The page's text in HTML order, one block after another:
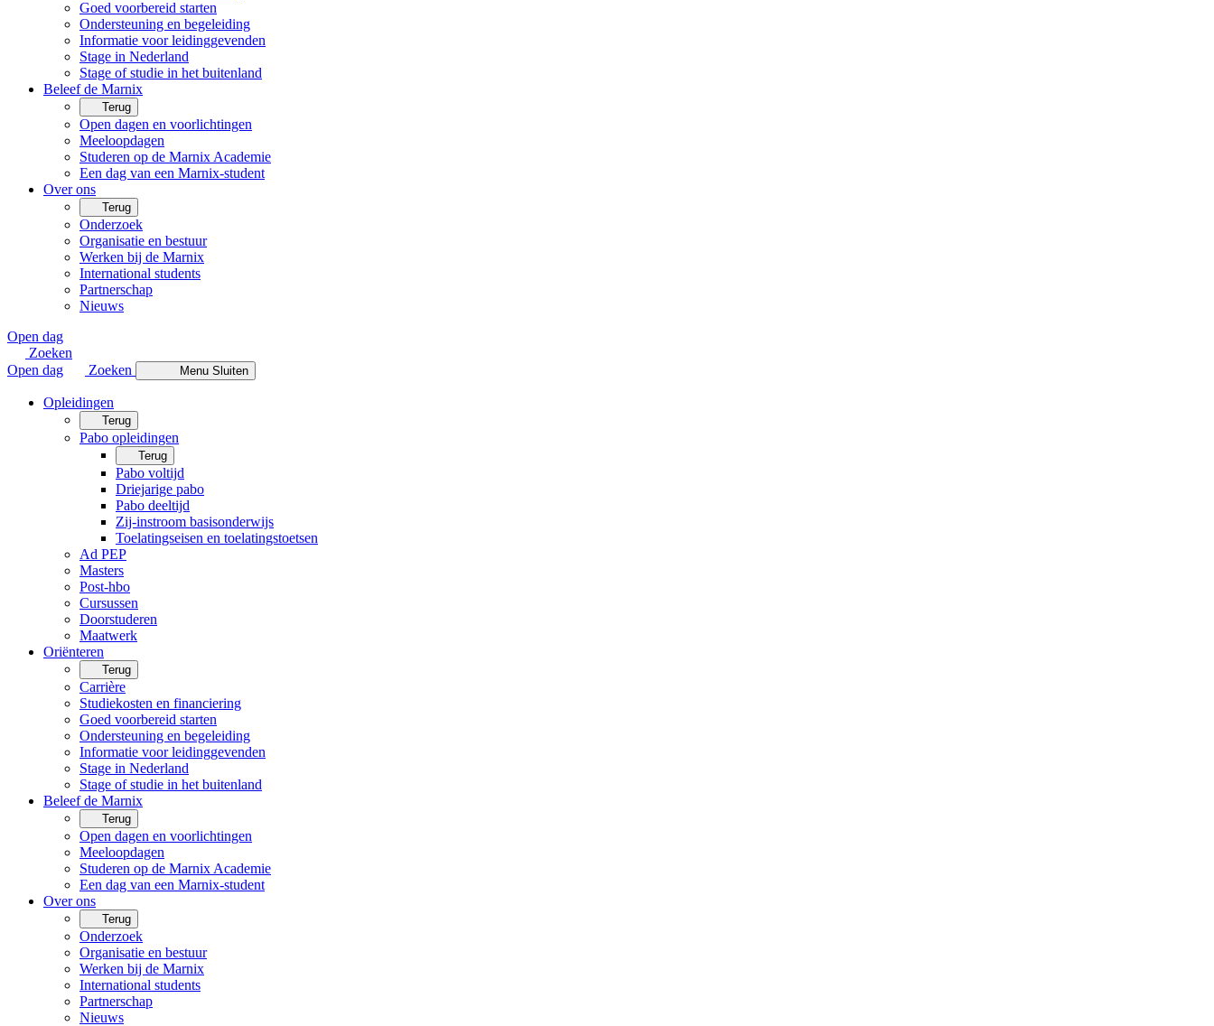
Goed voorbereid starten
Ondersteuning en begeleiding
Informatie voor leidinggevenden
Stage in Nederland
Stage of studie in het buitenland
Beleef de Marnix
Terug
Open dagen en voorlichtingen
Meeloopdagen
Studeren op de Marnix Academie
Een dag van een Marnix-student
Over ons
Terug
Onderzoek
Organisatie en bestuur
Werken bij de Marnix
International students
Partnerschap
Nieuws
Open dag
Zoeken
Open dag
Zoeken Menu Sluiten
Opleidingen
Terug
Pabo opleidingen
Terug
Pabo voltijd
Driejarige pabo
Pabo deeltijd
Zij-instroom basisonderwijs
Toelatingseisen en toelatingstoetsen
Ad PEP
Masters
Post-hbo
Cursussen
Doorstuderen
Maatwerk
Oriënteren
Terug
Carrière
Studiekosten en financiering
Goed voorbereid starten
Ondersteuning en begeleiding
Informatie voor leidinggevenden
Stage in Nederland
Stage of studie in het buitenland
Beleef de Marnix
Terug
Open dagen en voorlichtingen
Meeloopdagen
Studeren op de Marnix Academie
Een dag van een Marnix-student
Over ons
Terug
Onderzoek
Organisatie en bestuur
Werken bij de Marnix
International students
Partnerschap
Nieuws